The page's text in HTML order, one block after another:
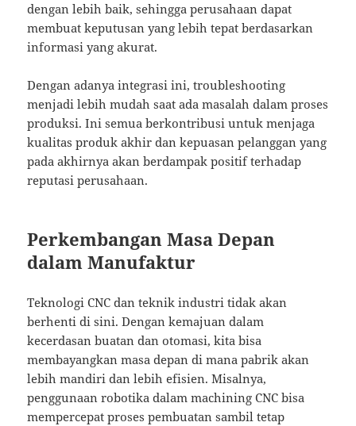
dengan lebih baik, sehingga perusahaan dapat
membuat keputusan yang lebih tepat berdasarkan
informasi yang akurat.
Dengan adanya integrasi ini, troubleshooting
menjadi lebih mudah saat ada masalah dalam proses
produksi. Ini semua berkontribusi untuk menjaga
kualitas produk akhir dan kepuasan pelanggan yang
pada akhirnya akan berdampak positif terhadap
reputasi perusahaan.
Perkembangan Masa Depan
dalam Manufaktur
Teknologi CNC dan teknik industri tidak akan
berhenti di sini. Dengan kemajuan dalam
kecerdasan buatan dan otomasi, kita bisa
membayangkan masa depan di mana pabrik akan
lebih mandiri dan lebih efisien. Misalnya,
penggunaan robotika dalam machining CNC bisa
mempercepat proses pembuatan sambil tetap